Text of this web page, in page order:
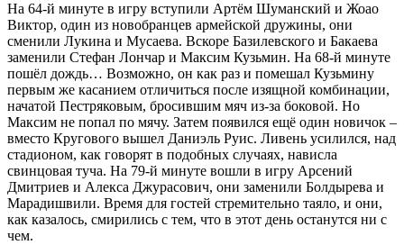
На 64-й минуте в игру вступили Артём Шуманский и Жоао
Виктор, один из новобранцев армейской дружины, они
сменили Лукина и Мусаева. Вскоре Базилевского и Бакаева
заменили Стефан Лончар и Максим Кузьмин. На 68-й минуте
пошёл дождь… Возможно, он как раз и помешал Кузьмину
первым же касанием отличиться после изящной комбинации,
начатой Пестряковым, бросившим мяч из-за боковой. Но
Максим не попал по мячу. Затем появился ещё один новичок –
вместо Кругового вышел Даниэль Руис. Ливень усилился, над
стадионом, как говорят в подобных случаях, нависла
свинцовая туча. На 79-й минуте вошли в игру Арсений
Дмитриев и Алекса Джурасович, они заменили Болдырева и
Марадишвили. Время для гостей стремительно таяло, и они,
как казалось, смирились с тем, что в этот день останутся ни с
чем.